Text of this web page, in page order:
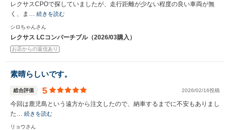
レクサスCPOで探していましたが、走行距離が少ない程度の良い車両が無
く、ま… 続きを読む
シロちゃんさん
レクサス LCコンバーチブル（2026/03購入）
お店からの返信あり
素晴らしいです。
総合評価 5 2026/02/16投稿
今回は鹿児島という遠方から注文したので、納車するまでに不安もありまし
た… 続きを読む
リョウさん